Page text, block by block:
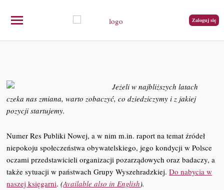
Zaloguj się
Jeżeli w najbliższych latach
czeka nas zmiana, warto zobaczyć, co dziedziczymy i z jakiej
pozycji startujemy.
Numer Res Publiki Nowej, a w nim m.in. raport na temat źródeł
niepokoju społeczeństwa obywatelskiego, jego kondycji w Polsce
oczami przedstawicieli organizacji pozarządowych oraz badaczy, a
także sytuacji w państwach Grupy Wyszehradzkiej.Do nabycia w
naszej księgarni.(Available also in English).